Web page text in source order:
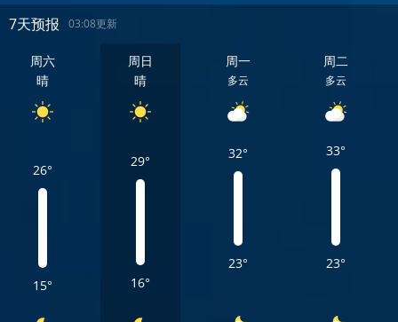
7天预报 03:08更新
周六
晴
26°
15°
周日
晴
29°
16°
周一
多云
32°
23°
周二
多云
33°
23°